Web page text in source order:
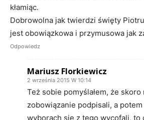
kłamiąc.
Dobrowolna jak twierdzi święty
jest obowiązkowa i przymusowa jak
Odpowiedz
Mariusz Florkiewicz
2 września 2015 W 10:14
Też sobie pomyślałem, że skoro
zobowiązanie podpisali, a
wyborach się z tego wycofali, to